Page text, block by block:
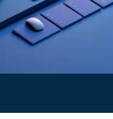
Loe edasi